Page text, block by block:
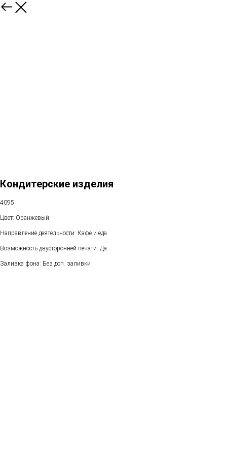
Кондитерские изделия
4095
Цвет: Оранжевый
Направление деятельности: Кафе и еда
Возможность двусторонней печати: Да
Заливка фона: Без доп. заливки